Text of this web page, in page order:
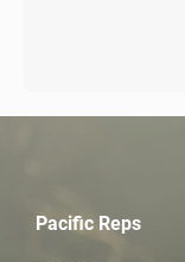
Pacific Reps